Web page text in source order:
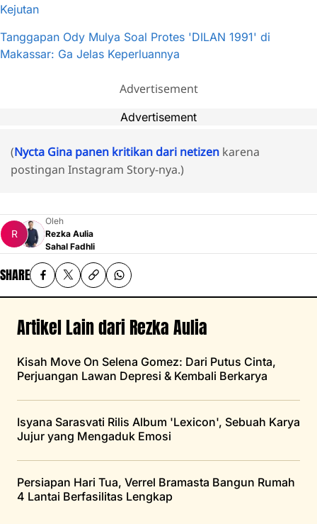
Kejutan
Tanggapan Ody Mulya Soal Protes 'DILAN 1991' di
Makassar: Ga Jelas Keperluannya
Advertisement
Advertisement
(Nycta Gina panen kritikan dari netizen karena
postingan Instagram Story-nya.)
Oleh
Rezka Aulia
Sahal Fadhli
SHARE
Artikel Lain dari Rezka Aulia
Kisah Move On Selena Gomez: Dari Putus Cinta,
Perjuangan Lawan Depresi & Kembali Berkarya
Isyana Sarasvati Rilis Album 'Lexicon', Sebuah Karya
Jujur yang Mengaduk Emosi
Persiapan Hari Tua, Verrel Bramasta Bangun Rumah
4 Lantai Berfasilitas Lengkap